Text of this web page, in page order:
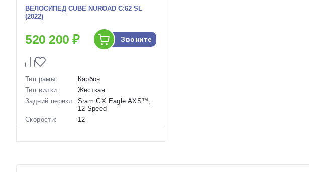
ВЕЛОСИПЕД CUBE NUROAD C:62 SL
(2022)
520 200 ₽ Звоните
Тип рамы:
Карбон
Тип вилки:
Жесткая
Задний перекл: Sram GX Eagle AXS™,
12-Speed
Скорости:
12